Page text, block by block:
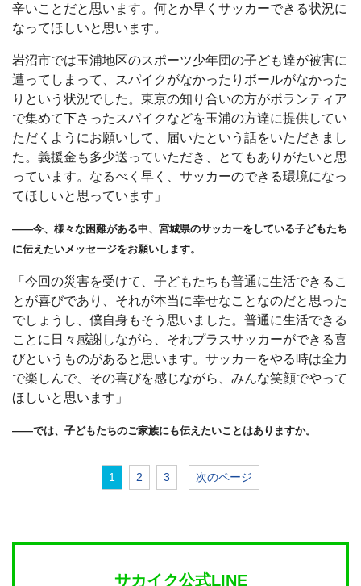
辛いことだと思います。何とか早くサッカーできる状況に
なってほしいと思います。
岩沼市では玉浦地区のスポーツ少年団の子ども達が被害に
遭ってしまって、スパイクがなかったりボールがなかった
りという状況でした。東京の知り合いの方がボランティア
で集めて下さったスパイクなどを玉浦の方達に提供してい
ただくようにお願いして、届いたという話をいただきまし
た。義援金も多少送っていただき、とてもありがたいと思
っています。なるべく早く、サッカーのできる環境になっ
てほしいと思っています」
――今、様々な困難がある中、宮城県のサッカーをしている子どもたち
に伝えたいメッセージをお願いします。
「今回の災害を受けて、子どもたちも普通に生活できるこ
とが喜びであり、それが本当に幸せなことなのだと思った
でしょうし、僕自身もそう思いました。普通に生活できる
ことに日々感謝しながら、それプラスサッカーができる喜
びというものがあると思います。サッカーをやる時は全力
で楽しんで、その喜びを感じながら、みんな笑顔でやって
ほしいと思います」
――では、子どもたちのご家族にも伝えたいことはありますか。
1 2 3 次のページ
サカイク公式LINE